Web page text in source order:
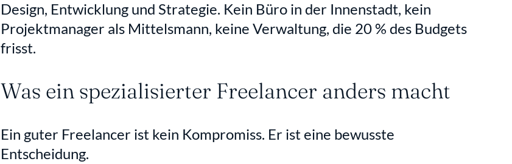
Design, Entwicklung und Strategie. Kein Büro in der Innenstadt, kein
Projektmanager als Mittelsmann, keine Verwaltung, die 20 % des Budgets
frisst.
Was ein spezialisierter Freelancer anders macht
Ein guter Freelancer ist kein Kompromiss. Er ist eine bewusste
Entscheidung.